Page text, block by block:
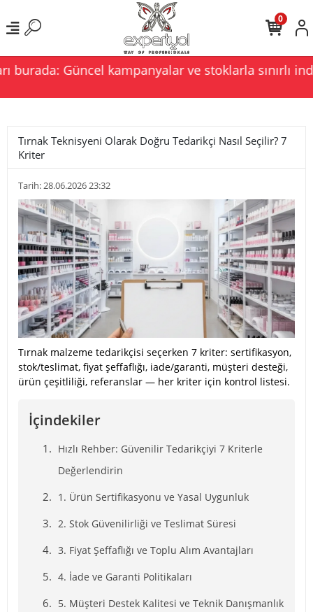
burada: Güncel kampanyalar ve stoklarla sınırlı
0
Tırnak Teknisyeni Olarak Doğru Tedarikçi Nasıl Seçilir? 7
Kriter
Tarih: 28.06.2026 23:32
Tırnak malzeme tedarikçisi seçerken 7 kriter: sertifikasyon,
stok/teslimat, fiyat şeffaflığı, iade/garanti, müşteri desteği,
ürün çeşitliliği, referanslar — her kriter için kontrol listesi.
İçindekiler
Hızlı Rehber: Güvenilir Tedarikçiyi 7 Kriterle
Değerlendirin
1. Ürün Sertifikasyonu ve Yasal Uygunluk
2. Stok Güvenilirliği ve Teslimat Süresi
3. Fiyat Şeffaflığı ve Toplu Alım Avantajları
4. İade ve Garanti Politikaları
5. Müşteri Destek Kalitesi ve Teknik Danışmanlık